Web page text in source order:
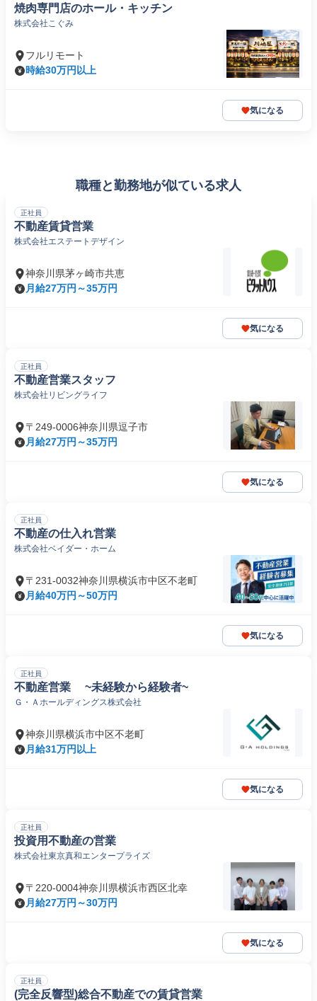
焼肉専門店のホール・キッチン
株式会社こぐみ
フルリモート
時給30万円以上
気になる
職種と勤務地が似ている求人
正社員
不動産賃貸営業
株式会社エステートデザイン
神奈川県茅ヶ崎市共恵
月給27万円～35万円
気になる
正社員
不動産営業スタッフ
株式会社リビングライフ
〒249-0006神奈川県逗子市
月給27万円～35万円
気になる
正社員
不動産の仕入れ営業
株式会社ベイダー・ホーム
〒231-0032神奈川県横浜市中区不老町
月給40万円～50万円
気になる
正社員
不動産営業 ~未経験から経験者~
Ｇ・Ａホールディングス株式会社
神奈川県横浜市中区不老町
月給31万円以上
気になる
正社員
投資用不動産の営業
株式会社東京真和エンタープライズ
〒220-0004神奈川県横浜市西区北幸
月給27万円～30万円
気になる
正社員
(完全反響型)総合不動産での賃貸営業